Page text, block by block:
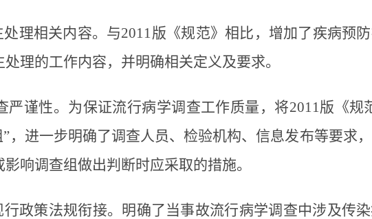
理相关内容。与2011版《规范》相比，增加了疾病预
理的工作内容，并明确相关定义及要求。
严谨性。为保证流行病学调查工作质量，将2011版《规
”，进一步明确了调查人员、检验机构、信息发布等要求
响调查组做出判断时应采取的措施。
行政策法规衔接。明确了当事故流行病学调查中涉及传